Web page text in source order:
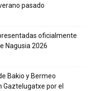
pasado
oficialmente
Nagusia 2026
Bakio y Bermeo
Gaztelugatxe por el